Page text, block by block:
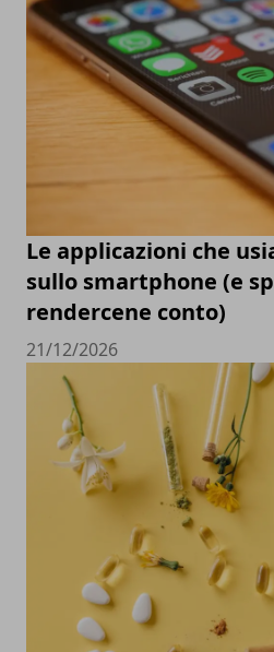
Le applicazioni che
sullo smartphone (e
rendercene conto)
21/12/2026